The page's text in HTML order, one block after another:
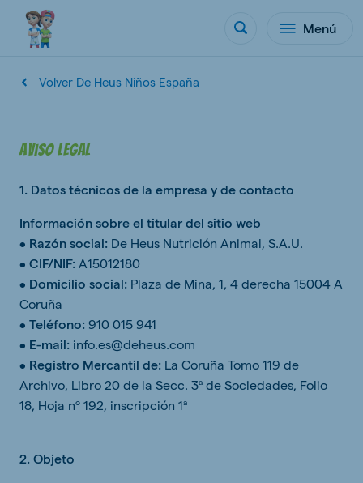
Menú
Volver De Heus Niños España
Aviso Legal
1. Datos técnicos de la empresa y de contacto
Información sobre el titular del sitio web
• Razón social: De Heus Nutrición Animal, S.A.U.
• CIF/NIF: A15012180
• Domicilio social: Plaza de Mina, 1, 4 derecha 15004 A
Coruña
• Teléfono: 910 015 941
• E-mail: info.es@deheus.com
• Registro Mercantil de: La Coruña Tomo 119 de
Archivo, Libro 20 de la Secc. 3ª de Sociedades, Folio
18, Hoja nº 192, inscripción 1ª
2. Objeto